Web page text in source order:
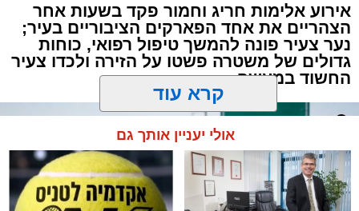
אירוע אלימות חריג וחמור פקד בשעות אחר
הצהריים את אחד הפארקים הציבוריים בעיר;
נער צעיר פונה להמשך טיפול רפואי, כוחות
גדולים של משטרה פשטו על הזירה ולכדו צעיר
החשוד במעשה
קרא עוד
אולי יעניין אותך גם